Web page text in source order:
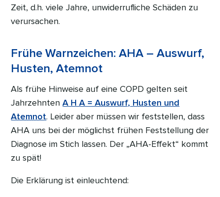
Zeit, d.h. viele Jahre, unwiderrufliche Schäden zu
verursachen.
Frühe Warnzeichen: AHA – Auswurf,
Husten, Atemnot
Als frühe Hinweise auf eine COPD gelten seit
JahrzehntenA H A = Auswurf, Husten und
Atemnot. Leider aber müssen wir feststellen, dass
AHA uns bei der möglichst frühen Feststellung der
Diagnose im Stich lassen. Der „AHA-Effekt“ kommt
zu spät!
Die Erklärung ist einleuchtend: